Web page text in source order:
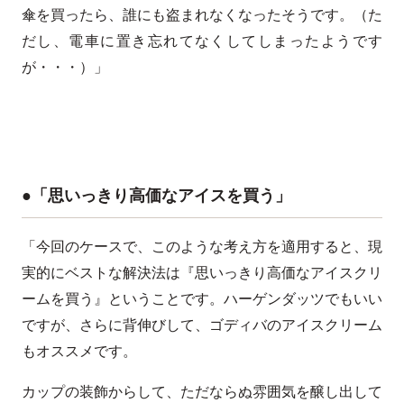
傘を買ったら、誰にも盗まれなくなったそうです。（た
だし、電車に置き忘れてなくしてしまったようです
が・・・）」
●「思いっきり高価なアイスを買う」
「今回のケースで、このような考え方を適用すると、現
実的にベストな解決法は『思いっきり高価なアイスクリ
ームを買う』ということです。ハーゲンダッツでもいい
ですが、さらに背伸びして、ゴディバのアイスクリーム
もオススメです。
カップの装飾からして、ただならぬ雰囲気を醸し出して